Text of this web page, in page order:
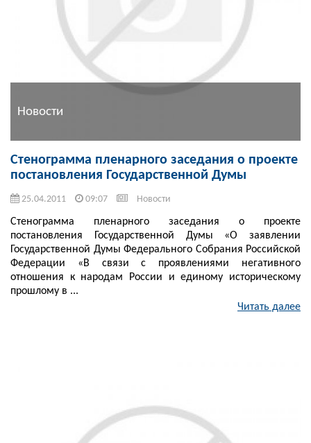
Новости
Стенограмма пленарного заседания о проекте
постановления Государственной Думы
25.04.2011 09:07 Новости
Стенограмма пленарного заседания о проекте
постановления Государственной Думы «О заявлении
Государственной Думы Федерального Собрания Российской
Федерации «В связи с проявлениями негативного
отношения к народам России и единому историческому
прошлому в ...
Читать далее